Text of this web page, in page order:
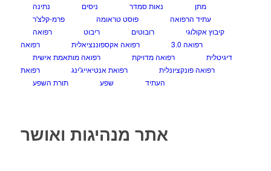
מתן
נאות סמדר ניסים
נתינה
עתיד הרפואה
פוסט טראומה
פרמ-קלצ'ר
קיבוץ אקולוגי
רובוטים ריבוט
רפואה
רפואה 3.0
רפואה אקספוננציאלית
רפואה
דיגיטלית
רפואה מדויקת
רפואה מותאמת אישית
רפואה פונקציונלית
רפואת אנטיאייג'ינג
רפואת
העתיד
שפע תורת השפע
אתר מנהיגות ואושר